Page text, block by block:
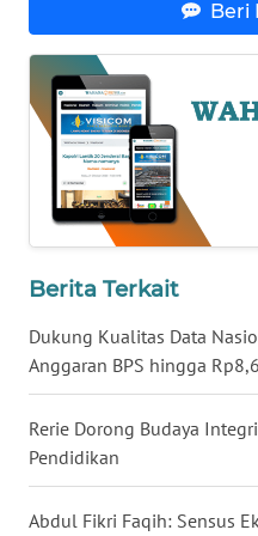
Beri
Berita Terkait
Dukung Kualitas Data
Anggaran BPS hingga
Rerie Dorong Budaya
Pendidikan
Abdul Fikri Faqih: Sensus
WN
BABEL
WN
SUMBAR
WN
SUMSEL
WN
BENGKULU
WN